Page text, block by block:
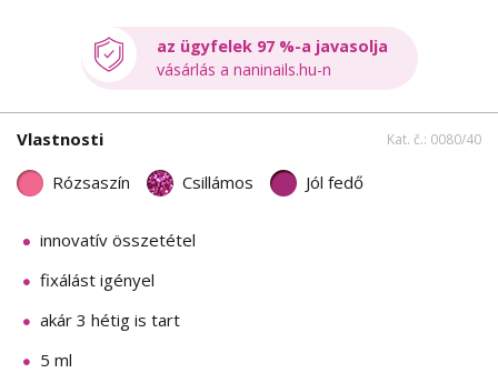
az ügyfelek 97 %-a javasolja
vásárlás a naninails.hu-n
Vlastnosti Kat. č.: 0080/40
Rózsaszín Csillámos Jól fedő
innovatív összetétel
fixálást igényel
akár 3 hétig is tart
5 ml